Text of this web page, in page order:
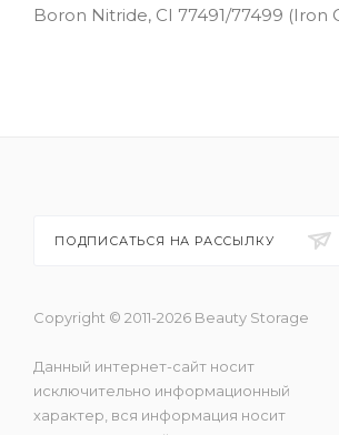
Boron Nitride, CI 77491/77499 (Iron
ПОДПИСАТЬСЯ НА РАССЫЛКУ
Copyright © 2011-2026 Beauty Storage
Данный интернет-сайт носит
исключительно информационный
характер, вся информация носит